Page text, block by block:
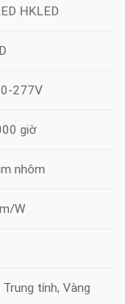
HKLED
277V
giờ
nhôm
W
Trung tính, Vàng